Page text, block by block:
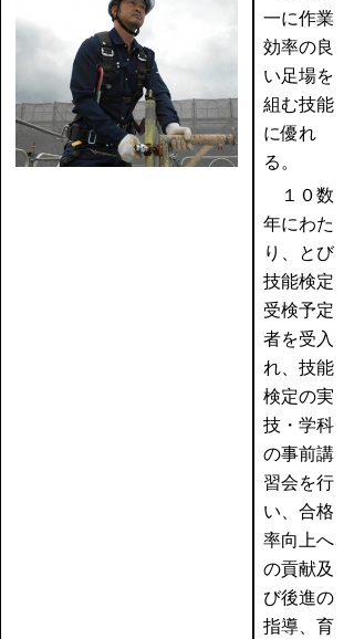
一に作業
効率の良
い足場を
組む技能
に優れ
る。
１０数
年にわた
り、とび
技能検定
受検予定
者を受入
れ、技能
検定の実
技・学科
の事前講
習会を行
い、合格
率向上へ
の貢献及
び後進の
指導、育